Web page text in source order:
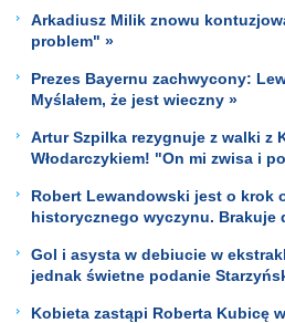
Arkadiusz Milik znowu
problem" »
Prezes Bayernu zachwycony:
Myślałem, że jest wieczny »
Artur Szpilka rezygnuje z walki z
Włodarczykiem! "On mi zwisa i
Robert Lewandowski jest o krok
historycznego wyczynu. Brakuje
Gol i asysta w debiucie w
jednak świetne podanie
Kobieta zastąpi Roberta Kubicę